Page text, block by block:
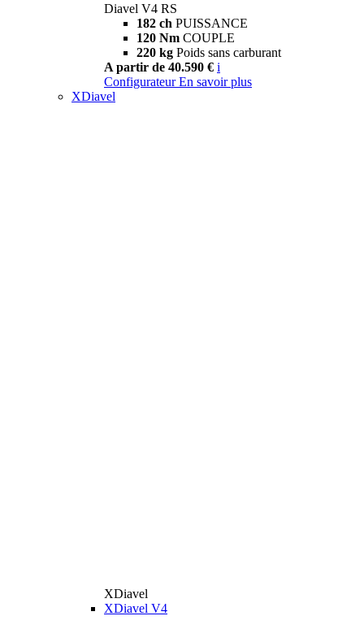
Diavel V4 RS
182 ch PUISSANCE
120 Nm COUPLE
220 kg Poids sans carburant
A partir de 40.590 € i
Configurateur En savoir plus
XDiavel
XDiavel
XDiavel V4